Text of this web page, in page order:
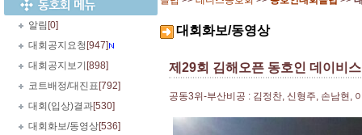
알림 [0]
대회공지요청 [947]
대회공지보기 [898]
코트배정/대진표 [792]
대회(입상)결과[530]
대회화보/동영상[536]
대회화보/동영상
제29회 김해오픈 동호인 데이비
공동3위-부산비공 : 김정찬, 신형주, 손남현,